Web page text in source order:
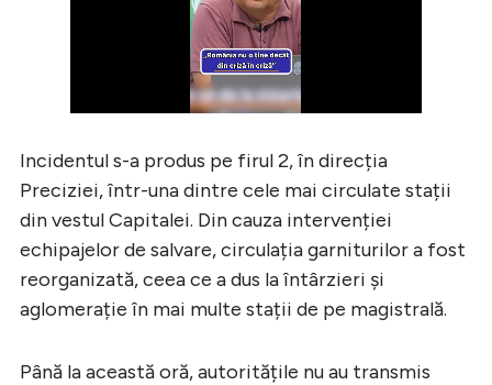
Incidentul s-a produs pe firul 2, în direcția
Preciziei, într-una dintre cele mai circulate stații
din vestul Capitalei. Din cauza intervenției
echipajelor de salvare, circulația garniturilor a fost
reorganizată, ceea ce a dus la întârzieri și
aglomerație în mai multe stații de pe magistrală.
Până la această oră, autoritățile nu au transmis